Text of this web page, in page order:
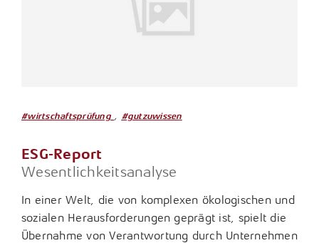
#wirtschaftsprüfung , #gutzuwissen
ESG-Report
Wesentlichkeitsanalyse
In einer Welt, die von komplexen ökologischen und
sozialen Herausforderungen geprägt ist, spielt die
Übernahme von Verantwortung durch Unternehmen